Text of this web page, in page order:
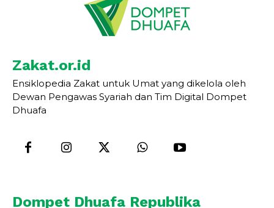
Zakat.or.id
Ensiklopedia Zakat untuk Umat yang dikelola oleh
Dewan Pengawas Syariah dan Tim Digital Dompet
Dhuafa
Dompet Dhuafa Republika